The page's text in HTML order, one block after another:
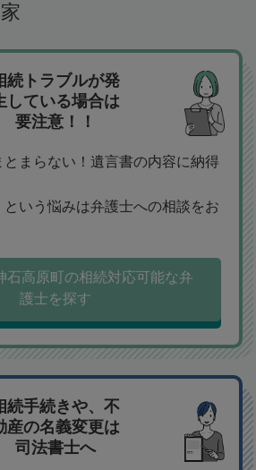
続トラブルが発
している場合は
要注意！！
まらない！遺言書の内容に納得
いう悩みは弁護士への相談をお
石高原町の相続対応可能な弁
護士を探す
続手続きや、不
産の名義変更は
司法書士へ